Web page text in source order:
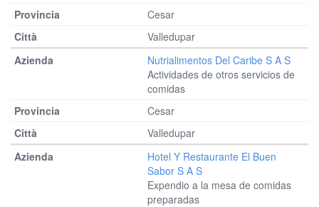
Cesar
Valledupar
Nutrialimentos Del Caribe S A S
Actividades de otros servicios de
comidas
Cesar
Valledupar
Hotel Y Restaurante El Buen
Sabor S A S
Expendio a la mesa de comidas
preparadas